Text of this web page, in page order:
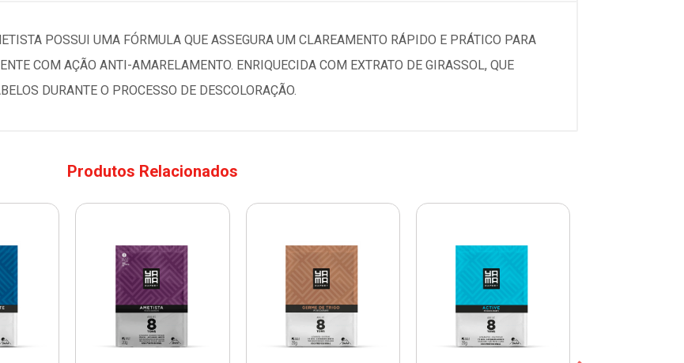
POSSUI UMA FÓRMULA QUE ASSEGURA UM CLAREAMENTO RÁPIDO E PRÁTICO PARA
COM AÇÃO ANTI-AMARELAMENTO. ENRIQUECIDA COM EXTRATO DE GIRASSOL, QUE
DURANTE O PROCESSO DE DESCOLORAÇÃO.
Produtos Relacionados